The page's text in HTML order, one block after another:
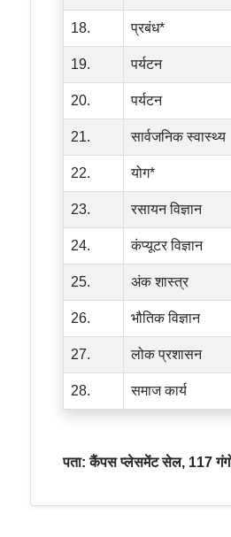
18. प्रबंध*
19. पर्यटन
20. पर्यटन
21. सार्वजनिक स्वास्थ्य
22. योग*
23. रसायन विज्ञान
24. कंप्यूटर विज्ञान
25. अंक शास्त्र
26. भौतिक विज्ञान
27. लोक प्रशासन
28. समाज कार्य
पता: कैंपस प्लेसमेंट सेल, 117